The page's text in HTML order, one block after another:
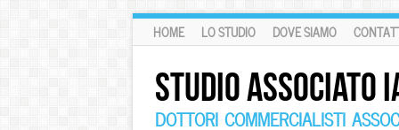
HOME LO STUDIO DOVE SIAMO
STUDIO
DOTTORI COMMERCIALISTI